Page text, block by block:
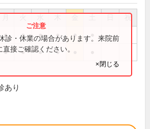
祝
● ● ● ● ●
● ● ● ●
診・休業の場合があります。来院前
接ご確認ください。
×閉じる
あり